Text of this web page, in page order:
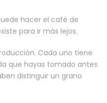
hacer el café de
para ir más lejos.
Cada uno tiene
que hayas tomado antes.
distinguir un grano